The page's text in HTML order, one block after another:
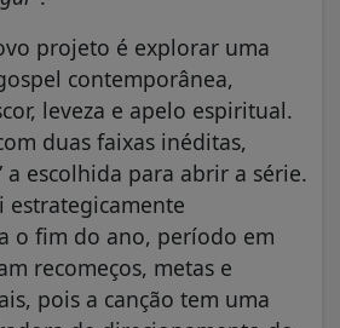
projeto é explorar uma
contemporânea,
leveza e apelo espiritual.
duas faixas inéditas,
a escolhida para abrir a série.
estrategicamente
o fim do ano, período em
recomeços, metas e
pois a canção tem uma